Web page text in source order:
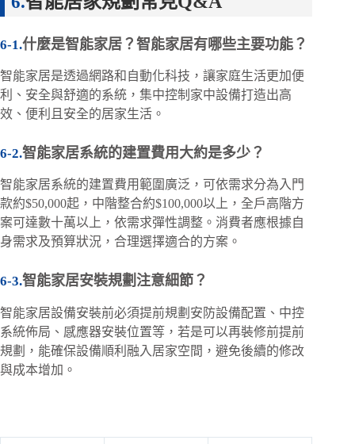
什麼是智能家居？智能家居有哪些主要功能？
智能家居是透過網路和自動化科技，讓家庭生活更加便
利、安全與舒適的系統，集中控制家中設備打造出高
效、便利且安全的居家生活。
智能家居系統的建置費用大約是多少？
智能家居系統的建置費用範圍廣泛，可依需求分為入門
款約$50,000起，中階整合約$100,000以上，全戶高階方
案可達數十萬以上，依需求彈性調整。消費者應根據自
身需求及預算狀況，合理選擇適合的方案。
智能家居安裝規劃注意細節？
智能家居設備安裝前必須提前規劃安防設備配置、中控
系統佈局、感應器安裝位置等，若是可以再裝修前提前
規劃，能確保設備順利融入居家空間，避免後續的修改
與成本增加。